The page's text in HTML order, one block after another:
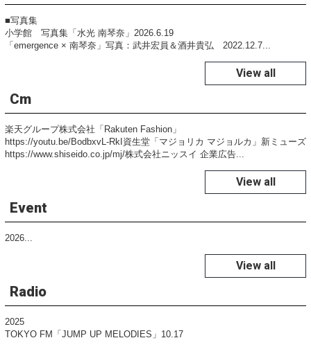
■写真集
小学館 写真集「水光 南琴奈」2026.6.19
「emergence × 南琴奈」写真：武井宏員＆酒井貴弘 2022.12.7...
View all
Cm
楽天グループ株式会社「Rakuten Fashion」
https://youtu.be/BodbxvL-RkI資生堂「マジョリカ マジョルカ」新ミューズ
https://www.shiseido.co.jp/mj/株式会社ニッスイ 企業広告...
View all
Event
2026...
View all
Radio
2025
TOKYO FM「JUMP UP MELODIES」10.17